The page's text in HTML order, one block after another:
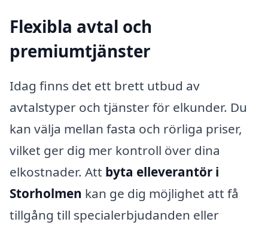
Flexibla avtal och
premiumtjänster
Idag finns det ett brett utbud av
avtalstyper och tjänster för elkunder. Du
kan välja mellan fasta och rörliga priser,
vilket ger dig mer kontroll över dina
elkostnader. Att byta elleverantör i
Storholmen kan ge dig möjlighet att få
tillgång till specialerbjudanden eller